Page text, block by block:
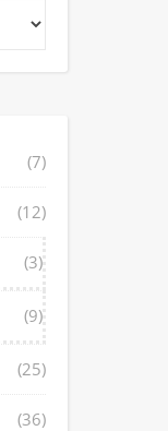
(7)
(12)
(3)
(9)
(25)
(36)